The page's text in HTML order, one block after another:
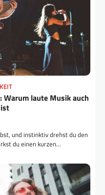
laute Musik auch
und instinktiv drehst du den
du einen kurzen…